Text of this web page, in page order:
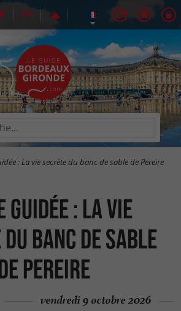
: La vie secrète du banc de sable de Pereire
guidée : La vie
banc de sable
Pereire
vendredi 9 octobre 2026